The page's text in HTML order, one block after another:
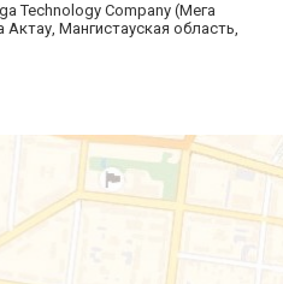
Technology Company (Мега
Мангистауская область,